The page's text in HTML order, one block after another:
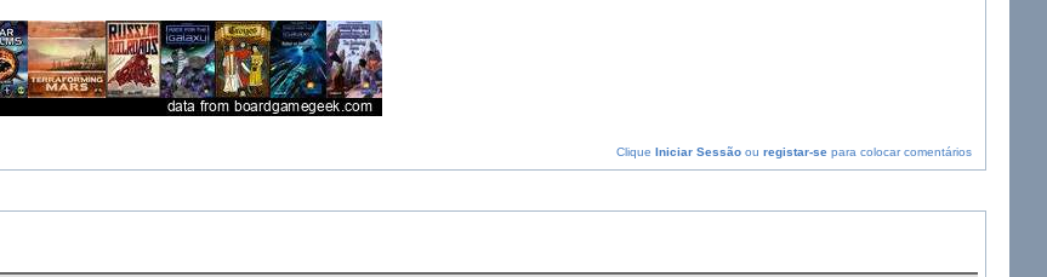
Clique Iniciar Sessãoou registar-separa colocar comentários